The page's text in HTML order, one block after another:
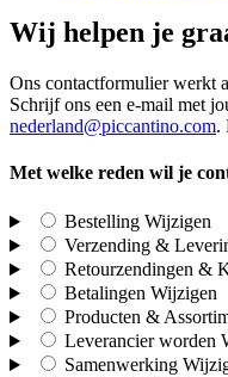
Wij helpen je
Ons contactformulier werkt
Schrijf ons een e-mail met
nederland@piccantino.com.
Met welke reden wil je
Bestelling Wijzigen
Verzending &
Retourzendingen &
Betalingen Wijzigen
Producten &
Leverancier worden
Samenwerking